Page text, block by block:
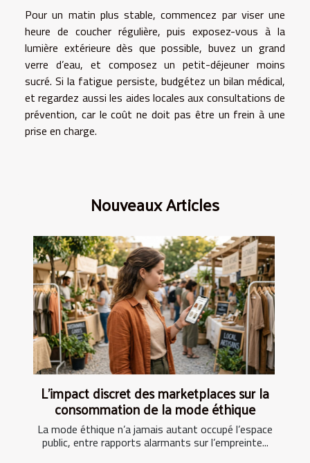
Pour un matin plus stable, commencez par viser une
heure de coucher régulière, puis exposez-vous à la
lumière extérieure dès que possible, buvez un grand
verre d’eau, et composez un petit-déjeuner moins
sucré. Si la fatigue persiste, budgétez un bilan médical,
et regardez aussi les aides locales aux consultations de
prévention, car le coût ne doit pas être un frein à une
prise en charge.
Nouveaux Articles
L’impact discret des marketplaces sur la
consommation de la mode éthique
La mode éthique n’a jamais autant occupé l’espace
public, entre rapports alarmants sur l’empreinte...